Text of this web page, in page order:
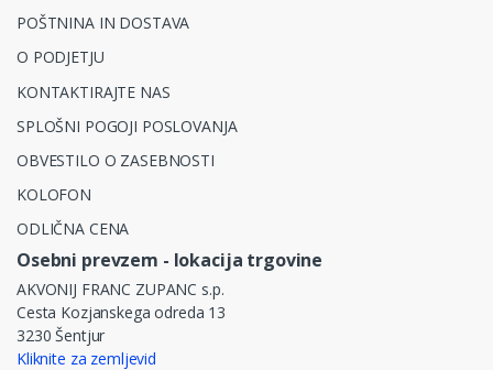
POŠTNINA IN DOSTAVA
O PODJETJU
KONTAKTIRAJTE NAS
SPLOŠNI POGOJI POSLOVANJA
OBVESTILO O ZASEBNOSTI
KOLOFON
ODLIČNA CENA
Osebni prevzem - lokacija trgovine
AKVONIJ FRANC ZUPANC s.p.
Cesta Kozjanskega odreda 13
3230 Šentjur
Kliknite za zemljevid